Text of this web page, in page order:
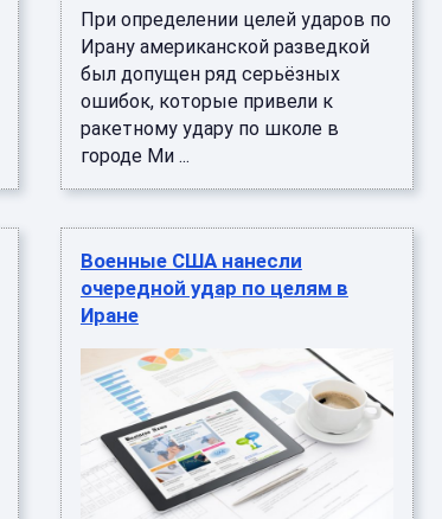
При определении целей ударов по
Ирану американской разведкой
был допущен ряд серьёзных
ошибок, которые привели к
ракетному удару по школе в
городе Ми ...
Военные США нанесли
очередной удар по целям в
Иране